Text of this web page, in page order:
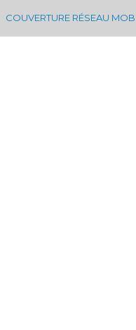
COUVERTURE RÉSEAU